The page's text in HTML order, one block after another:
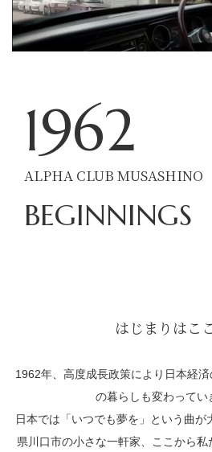
1962
ALPHA CLUB MUSASHINO
BEGINNINGS
はじまりはこ
1962年、高度成長政策により日本経
の暮らしも変わってい
日本では「いつでも夢を」という曲が
県川口市の小さな一軒家、ここから